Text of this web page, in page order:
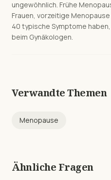
ungewöhnlich. Frühe
Frauen, vorzeitige Menopause
40 typische Symptome
beim Gynäkologen.
Verwandte Themen
Menopause
Ähnliche Fragen